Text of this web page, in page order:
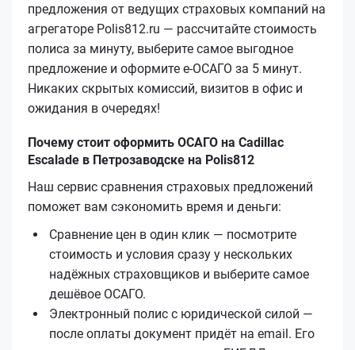
предложения от ведущих страховых компаний на
агрегаторе Polis812.ru — рассчитайте стоимость
полиса за минуту, выберите самое выгодное
предложение и оформите е‑ОСАГО за 5 минут.
Никаких скрытых комиссий, визитов в офис и
ожидания в очередях!
Почему стоит оформить ОСАГО на Cadillac
Escalade в Петрозаводске на Polis812
Наш сервис сравнения страховых предложений
поможет вам сэкономить время и деньги:
Сравнение цен в один клик — посмотрите
стоимость и условия сразу у нескольких
надёжных страховщиков и выберите самое
дешёвое ОСАГО.
Электронный полис с юридической силой —
после оплаты документ придёт на email. Его